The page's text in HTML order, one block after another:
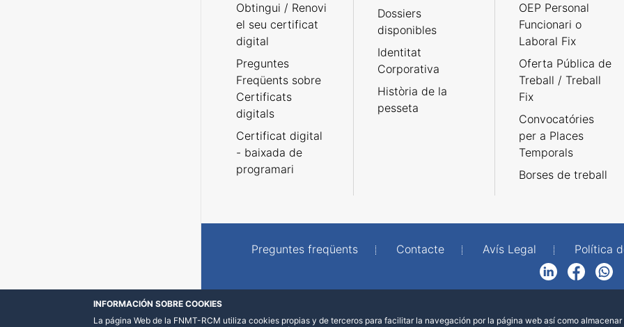
Obtingui / Renovi
el seu certificat
digital
Preguntes
Freqüents sobre
Certificats
digitals
Certificat digital
- baixada de
programari
Dossiers
disponibles
Identitat
Corporativa
Història de la
pesseta
OEP Personal
Funcionari o
Laboral Fix
Oferta Pública de
Treball / Treball
Fix
Convocatóries
per a Places
Temporals
Borses de treball
Preguntes freqüents Contacte Avís Legal Política
FacebookWhatsApp
INFORMACIÓN SOBRE COOKIES
La página Web de la FNMT-RCM utiliza cookies propias y de terceros para facilitar la navegación por la página web así como